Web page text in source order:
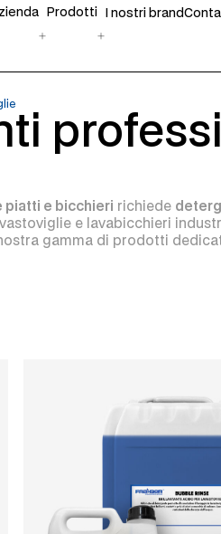
Prodotti I nostri brand
piatti e bicchieri richiede
e lavabicchieri
gamma di prodotti